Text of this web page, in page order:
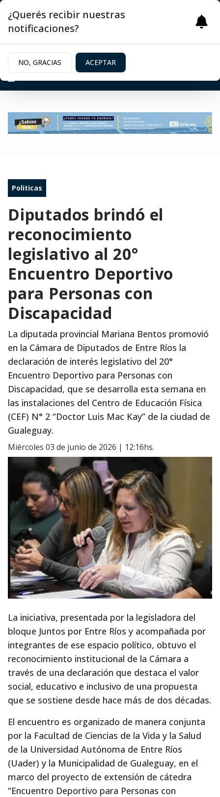
Politicas
Diputados brindó el
reconocimiento
legislativo al 20°
Encuentro Deportivo
para Personas con
Discapacidad
La diputada provincial Mariana Bentos promovió
en la Cámara de Diputados de Entre Ríos la
declaración de interés legislativo del 20°
Encuentro Deportivo para Personas con
Discapacidad, que se desarrolla esta semana en
las instalaciones del Centro de Educación Física
(CEF) N° 2 “Doctor Luis Mac Kay” de la ciudad de
Gualeguay.
miércoles 03 de junio de 2026 | 12:16hs.
La iniciativa, presentada por la legisladora del
bloque Juntos por Entre Ríos y acompañada por
integrantes de ese espacio político, obtuvo el
reconocimiento institucional de la Cámara a
través de una declaración que destaca el valor
social, educativo e inclusivo de una propuesta
que se sostiene desde hace más de dos décadas.
El encuentro es organizado de manera conjunta
por la Facultad de Ciencias de la Vida y la Salud
de la Universidad Autónoma de Entre Ríos
(Uader) y la Municipalidad de Gualeguay, en el
marco del proyecto de extensión de cátedra
“Encuentro Deportivo para Personas con
¿Querés recibir nuestras
notificaciones?
NO, GRACIAS ACEPTAR